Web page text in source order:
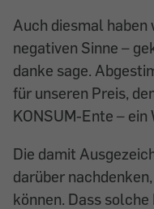
Auch diesmal haben
negativen Sinne –
danke sage.
für unseren Preis,
KONSUM-Ente –
Die damit
darüber
können. Dass